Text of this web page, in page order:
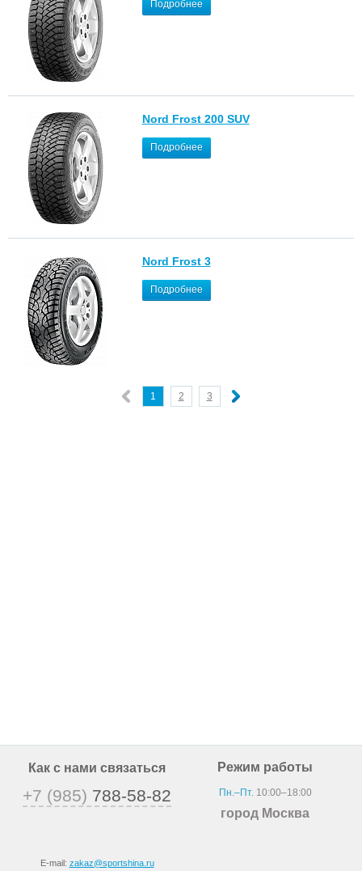
Подробнее
Nord Frost 200 SUV
Подробнее
Nord Frost 3
Подробнее
1 2 3
Как с нами связаться
+7 (985) 788-58-82
E-mail: zakaz@sportshina.ru
Режим работы
Пн.–Пт.10:00–18:00
город Москва